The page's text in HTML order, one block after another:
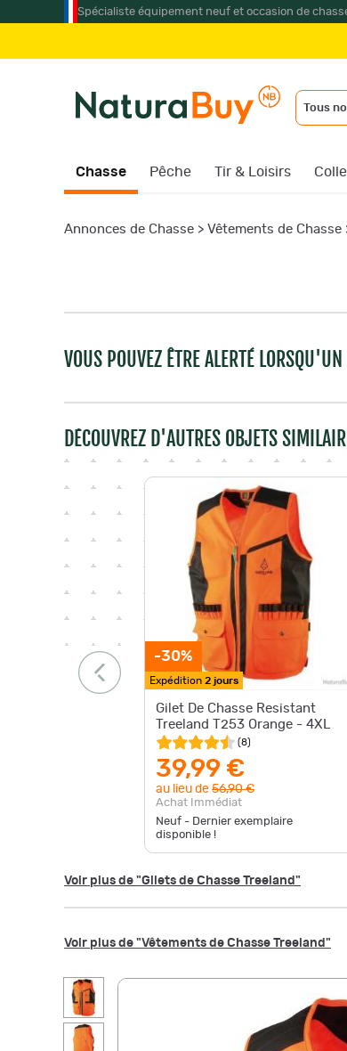
Spécialiste équipement neuf et occasion de
Tous
Chasse Pêche Tir & Loisirs
Annonces de Chasse > Vêtements de Chasse
VOUS POUVEZ ÊTRE ALERTÉ
DÉCOUVREZ D'AUTRES OBJETS
-30%
Expédition 2 jours
Gilet De Chasse Resistant
Treeland T253 Orange - 4XL
(8)
39,99 €
au lieu de 56,90 €
Achat Immédiat
Neuf - Dernier exemplaire
disponible !
Voir plus de "Gilets de Chasse Treeland"
Voir plus de "Vêtements de Chasse Treeland"